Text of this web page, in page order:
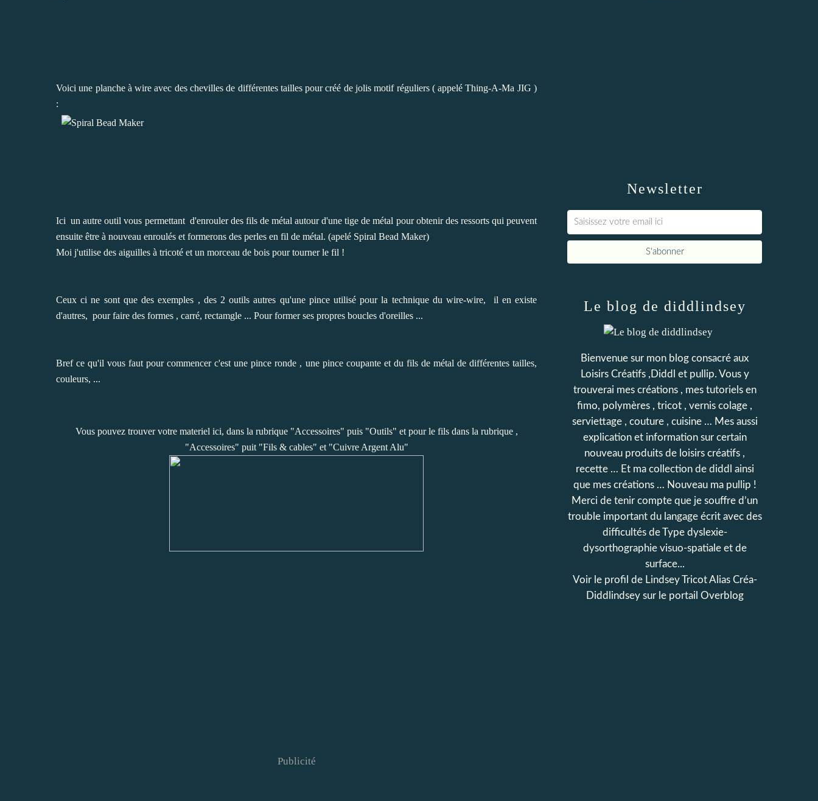
Voici une planche à wire avec des chevilles de différentes tailles pour créé de jolis motif réguliers ( appelé Thing-A-Ma JIG )
:
Ici un autre outil vous permettant d'enrouler des fils de métal autour d'une tige de métal pour obtenir des ressorts qui peuvent
ensuite être à nouveau enroulés et formerons des perles en fil de métal. (apelé Spiral Bead Maker)
Moi j'utilise des aiguilles à tricoté et un morceau de bois pour tourner le fil !
Ceux ci ne sont que des exemples , des 2 outils autres qu'une pince utilisé pour la technique du wire-wire, il en existe
d'autres, pour faire des formes , carré, rectamgle ... Pour former ses propres boucles d'oreilles ...
Bref ce qu'il vous faut pour commencer c'est une pince ronde , une pince coupante et du fils de métal de différentes tailles,
couleurs, ...
Vous pouvez trouver votre materiel ici, dans la rubrique "Accessoires" puis "Outils" et pour le fils dans la rubrique ,
"Accessoires" puit "Fils & cables" et "Cuivre Argent Alu"
Publicité
Newsletter
Le blog de diddlindsey
Bienvenue sur mon blog consacré aux
Loisirs Créatifs ,Diddl et pullip. Vous y
trouverai mes créations , mes tutoriels en
fimo, polymères , tricot , vernis colage ,
serviettage , couture , cuisine … Mes aussi
explication et information sur certain
nouveau produits de loisirs créatifs ,
recette … Et ma collection de diddl ainsi
que mes créations … Nouveau ma pullip !
Merci de tenir compte que je souffre d’un
trouble important du langage écrit avec des
difficultés de Type dyslexie-
dysorthographie visuo-spatiale et de
surface...
Voir le profil de Lindsey Tricot Alias Créa-
Diddlindsey sur le portail Overblog